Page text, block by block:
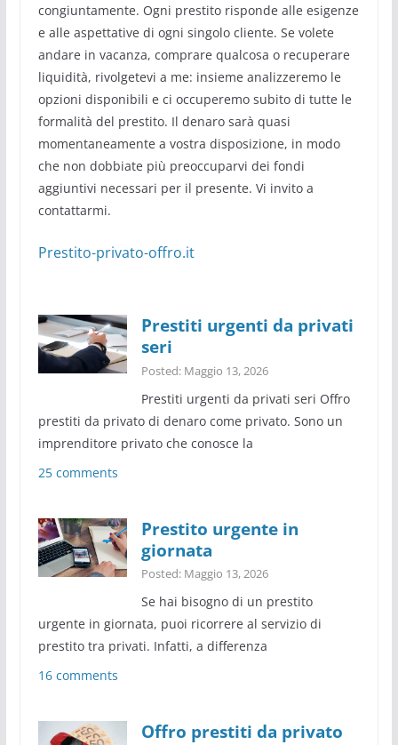
congiuntamente. Ogni prestito risponde alle esigenze
e alle aspettative di ogni singolo cliente. Se volete
andare in vacanza, comprare qualcosa o recuperare
liquidità, rivolgetevi a me: insieme analizzeremo le
opzioni disponibili e ci occuperemo subito di tutte le
formalità del prestito. Il denaro sarà quasi
momentaneamente a vostra disposizione, in modo
che non dobbiate più preoccuparvi dei fondi
aggiuntivi necessari per il presente. Vi invito a
contattarmi.
Prestito-privato-offro.it
Prestiti urgenti da privati
seri
Posted: Maggio 13, 2026
Prestiti urgenti da privati seri Offro
prestiti da privato di denaro come privato. Sono un
imprenditore privato che conosce la
25 comments
Prestito urgente in
giornata
Posted: Maggio 13, 2026
Se hai bisogno di un prestito
urgente in giornata, puoi ricorrere al servizio di
prestito tra privati. Infatti, a differenza
16 comments
Offro prestiti da privato